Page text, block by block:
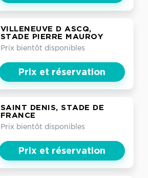
VILLENEUVE D ASCQ,
STADE PIERRE MAUROY
Prix bientôt disponibles
Prix et réservation
SAINT DENIS, STADE DE
FRANCE
Prix bientôt disponibles
Prix et réservation